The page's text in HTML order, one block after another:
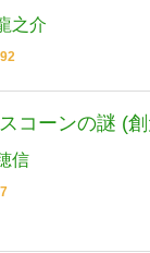
之介
コーンの謎 (
信